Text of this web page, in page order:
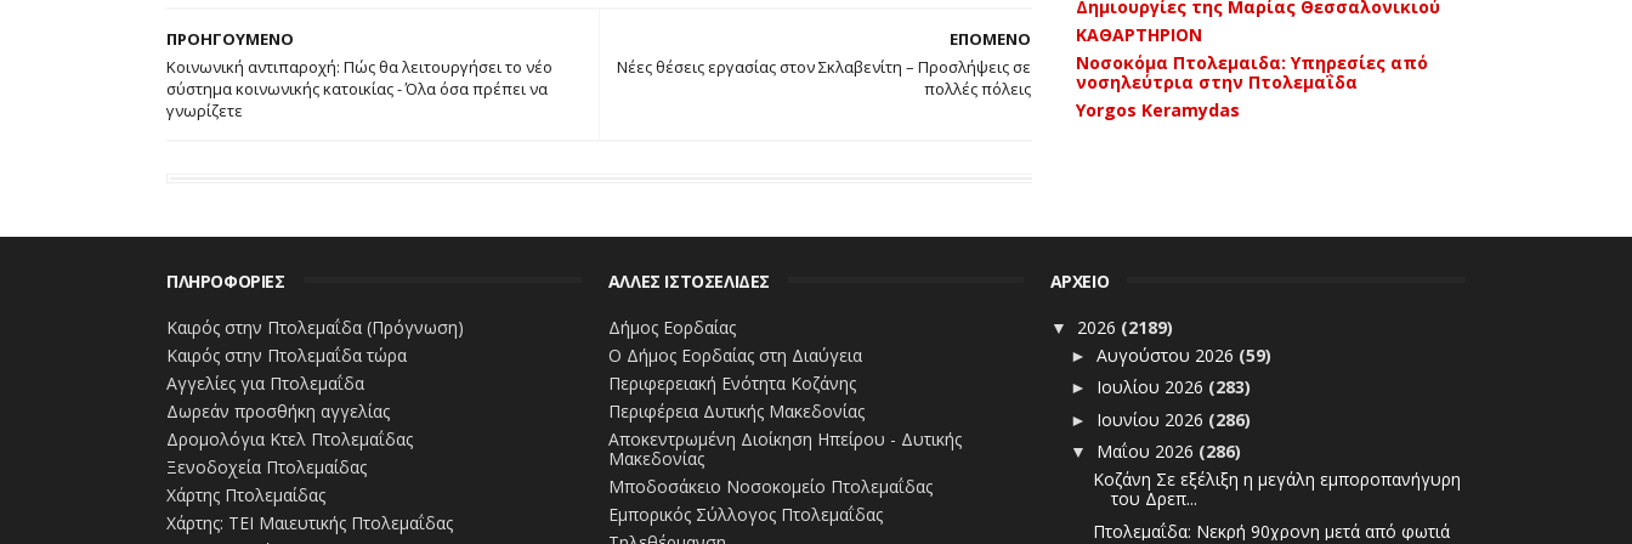
η επιλογή Β.
Στη συνέχεια, εμφανίζονται δέκα (10) ασκήσεις αριθμητικού συλλογισμού όπως ακριβώς
ΕΠΟΜΕΝΟ
Νέες θέσεις εργασίας στον Σκλαβενίτη – Προσλήψεις σε
πολλές πόλεις
ΠΡΟΗΓΟΥΜΕΝΟ
Κοινωνική αντιπαροχή: Πώς θα λειτουργήσει το νέο
σύστημα κοινωνικής κατοικίας - Όλα όσα πρέπει να
γνωρίζετε
Δημιουργίες της Μαρίας Θεσσαλονικιού
ΚΑΘΑΡΤΗΡΙΟΝ
Νοσοκόμα Πτολεμαιδα: Υπηρεσίες από
νοσηλεύτρια στην Πτολεμαΐδα
Yorgos Keramydas
ΠΛΗΡΟΦΟΡΙΕΣ
Καιρός στην Πτολεμαΐδα (Πρόγνωση)
Καιρός στην Πτολεμαΐδα τώρα
Αγγελίες για Πτολεμαΐδα
Δωρεάν προσθήκη αγγελίας
Δρομολόγια Κτελ Πτολεμαΐδας
Ξενοδοχεία Πτολεμαίδας
Χάρτης Πτολεμαίδας
Χάρτης: ΤΕΙ Μαιευτικής Πτολεμαΐδας
ΑΛΛΕΣ ΙΣΤΟΣΕΛΙΔΕΣ
Δήμος Εορδαίας
Ο Δήμος Εορδαίας στη Διαύγεια
Περιφερειακή Ενότητα Κοζάνης
Περιφέρεια Δυτικής Μακεδονίας
Αποκεντρωμένη Διοίκηση Ηπείρου - Δυτικής
Μακεδονίας
Μποδοσάκειο Νοσοκομείο Πτολεμαΐδας
Εμπορικός Σύλλογος Πτολεμαΐδας
ΑΡΧΕΙΟ
▼ 2026 (2189)
►Αυγούστου 2026 (59)
► Ιουλίου 2026 (283)
► Ιουνίου 2026 (286)
▼ Μαΐου 2026 (286)
Κοζάνη Σε εξέλιξη η μεγάλη εμποροπανήγυρη
του Δρεπ...
Πτολεμαΐδα: Νεκρή 90χρονη μετά από φωτιά